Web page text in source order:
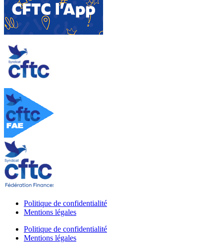
Politique de confidentialité
Mentions légales
Politique de confidentialité
Mentions légales